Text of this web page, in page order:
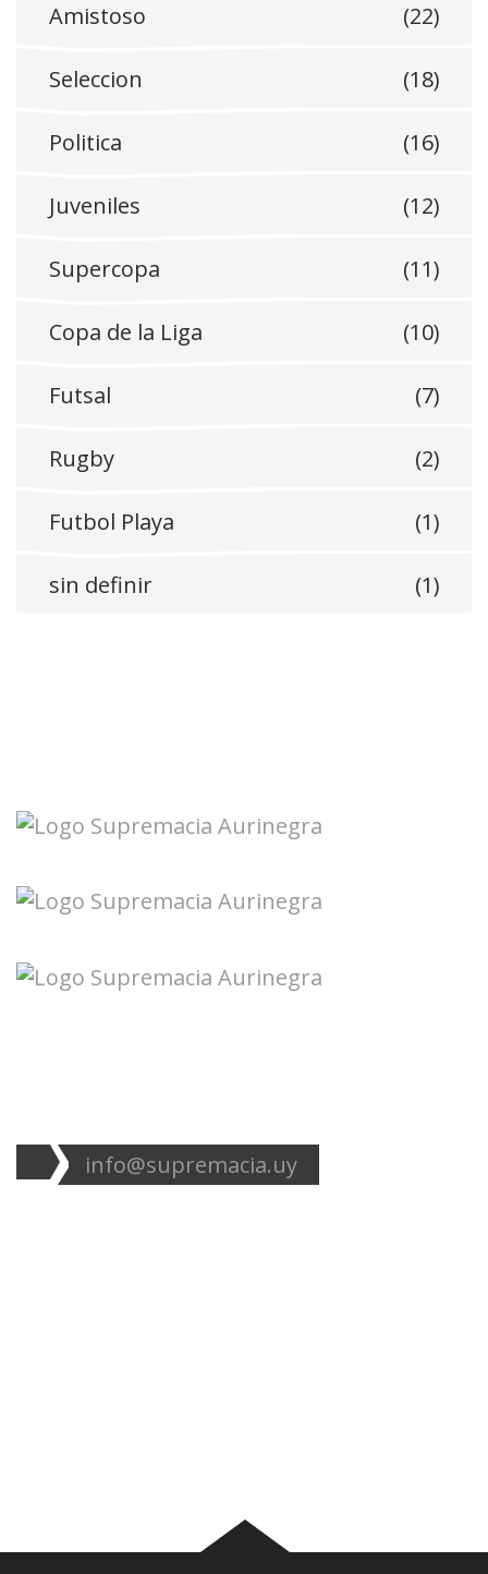
Amistoso (22)
Seleccion (18)
Politica (16)
Juveniles (12)
Supercopa (11)
Copa de la Liga (10)
Futsal (7)
Rugby (2)
Futbol Playa (1)
sin definir (1)
info@supremacia.uy